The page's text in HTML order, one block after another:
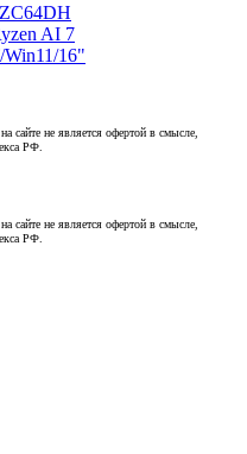
AI 7
16"
сайте не является офертой в смысле,
РФ.
сайте не является офертой в смысле,
РФ.